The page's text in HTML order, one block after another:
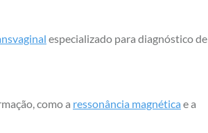
especializado para diagnóstico de
como a ressonância magnéticae a